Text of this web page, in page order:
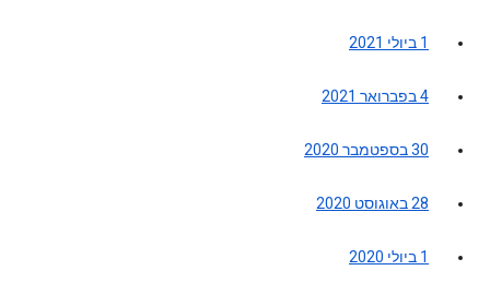
1 ביולי 2021
4 בפברואר 2021
30 בספטמבר 2020
28 באוגוסט 2020
1 ביולי 2020